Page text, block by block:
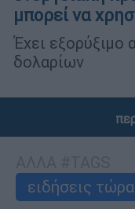
μπορεί να
Έχει εξορύξιμο
δολαρίων
ειδήσεις τώρα